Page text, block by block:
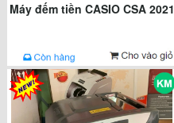
Máy đếm tiền CASIO CSA 2021